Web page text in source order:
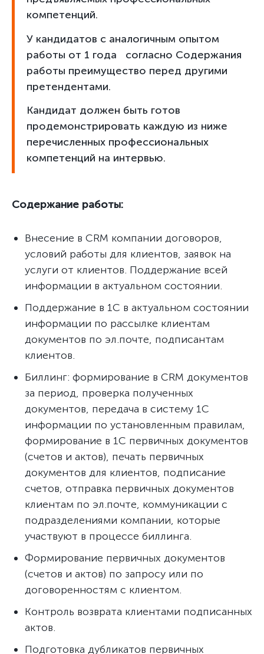
компетенций.
У кандидатов с аналогичным опытом
работы от 1 года согласно Содержания
работы преимущество перед другими
претендентами.
Кандидат должен быть готов
продемонстрировать каждую из ниже
перечисленных профессиональных
компетенций на интервью.
Содержание работы:
Внесение в CRM компании договоров,
условий работы для клиентов, заявок на
услуги от клиентов. Поддержание всей
информации в актуальном состоянии.
Поддержание в 1С в актуальном состоянии
информации по рассылке клиентам
документов по эл.почте, подписантам
клиентов.
Биллинг: формирование в CRM документов
за период, проверка полученных
документов, передача в систему 1С
информации по установленным правилам,
формирование в 1С первичных документов
(счетов и актов), печать первичных
документов для клиентов, подписание
счетов, отправка первичных документов
клиентам по эл.почте, коммуникации с
подразделениями компании, которые
участвуют в процессе биллинга.
Формирование первичных документов
(счетов и актов) по запросу или по
договоренностям с клиентом.
Контроль возврата клиентами подписанных
актов.
Подготовка дубликатов первичных